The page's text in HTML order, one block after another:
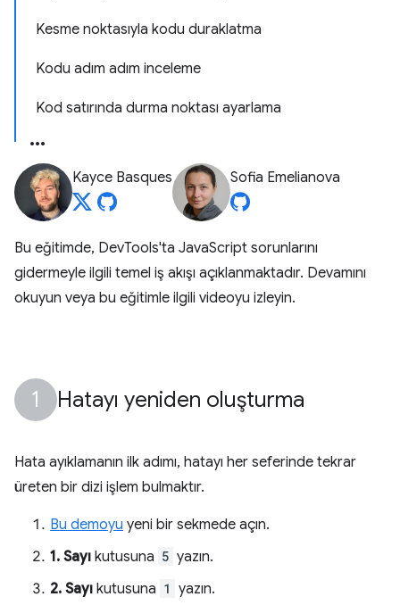
Kesme noktasıyla kodu duraklatma
Kodu adım adım inceleme
Kod satırında durma noktası ayarlama
Kayce Basques Sofia Emelianova
Bu eğitimde, DevTools'ta JavaScript sorunlarını
gidermeyle ilgili temel iş akışı açıklanmaktadır. Devamını
okuyun veya bu eğitimle ilgili videoyu izleyin.
Hatayı yeniden oluşturma
Hata ayıklamanın ilk adımı, hatayı her seferinde tekrar
üreten bir dizi işlem bulmaktır.
Bu demoyu yeni bir sekmede açın.
1. Sayı kutusuna 5 yazın.
2. Sayı kutusuna 1 yazın.